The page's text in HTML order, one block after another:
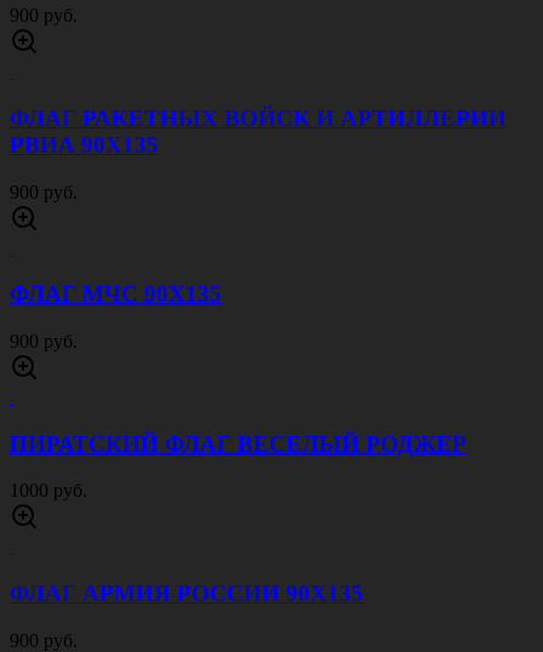
900 руб.
ФЛАГ РАКЕТНЫХ ВОЙСК И АРТИЛЛЕРИИ
РВИА 90Х135
900 руб.
ФЛАГ МЧС 90Х135
900 руб.
ПИРАТСКИЙ ФЛАГ ВЕСЕЛЫЙ РОДЖЕР
1000 руб.
ФЛАГ АРМИЯ РОССИИ 90Х135
900 руб.